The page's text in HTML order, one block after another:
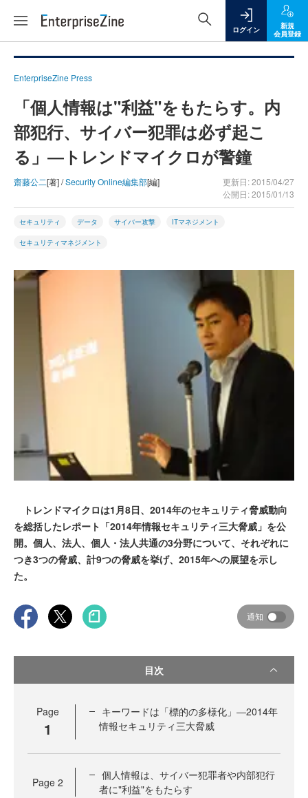
ログイン
新規
会員登録
EnterpriseZine Press
「個人情報は"利益"をもたらす。内
部犯行、サイバー犯罪は必ず起こ
る」―トレンドマイクロが警鐘
齋藤公二[著] /Security Online編集部[編]
更新日: 2015/04/27
公開日: 2015/01/13
セキュリティ データ サイバー攻撃 ITマネジメント
セキュリティマネジメント
トレンドマイクロは1月8日、2014年のセキュリティ脅威動向
を総括したレポート「2014年情報セキュリティ三大脅威」を公
開。個人、法人、個人・法人共通の3分野について、それぞれに
つき3つの脅威、計9つの脅威を挙げ、2015年への展望を示し
た。
通知
目次
Page
1
キーワードは「標的の多様化」―2014年
情報セキュリティ三大脅威
Page 2
個人情報は、サイバー犯罪者や内部犯行
者に"利益"をもたらす